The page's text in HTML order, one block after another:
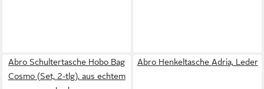
Abro Schultertasche Hobo Bag
Cosmo (Set, 2-tlg), aus echtem
Abro Henkeltasche Adria, Leder